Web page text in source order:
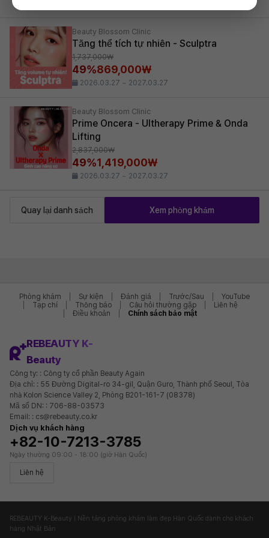
Beauty Blossom Clinic
Tăng thể tích tự nhiên - Sculptra
1,737,000₩
49%869,000₩
2026.03.27 ~ 2027.03.27
Beauty Blossom Clinic
Prime Oncera - Ultherapy Prime & Onda
Lifting
2,837,000₩
49%1,419,000₩
2026.03.27 ~ 2027.03.27
Quay lại danh sách Xem phòng khám
Phòng khám Sự kiện Đánh giá Trước/Sau
YouTube
Tạp chí
Thông báo Câu hỏi thường gặp
Liên hệ
Điều khoản
Chính sách bảo mật
REBEAUTY K-
Beauty
Công ty: : Công ty cổ phần Beauty Again
Địa chỉ: : 55 Đường Digital-ro 34-gil, Quận Guro, Thành phố Seoul, Tòa
nhà Kolon Science Valley 2, Phòng B201-161-7 (08378)
Mã số DN: : 706-88-03573
Email: : cs@rebeauty.co.kr
Dịch vụ khách hàng
+82-10-7213-3785
Ngày thường 09:00 - 18:00 (giờ Hàn Quốc)
Liên hệ
REBEAUTY K-Beauty | Nền tảng phòng khám làm đẹp Hàn Quốc dành cho khách
hàng Nhật Bản